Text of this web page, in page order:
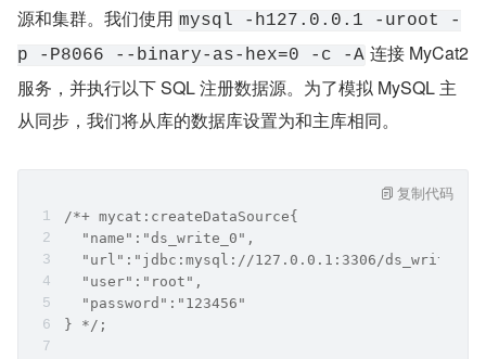
源和集群。我们使用 mysql -h127.0.0.1 -uroot -
p -P8066 --binary-as-hex=0 -c -A 连接 MyCat2
服务，并执行以下 SQL 注册数据源。为了模拟 MySQL 主
从同步，我们将从库的数据库设置为和主库相同。
/*+ mycat:createDataSource{
  "name":"ds_write_0",
"url":"jdbc:mysql://127.0.0.1:3306/
  "user":"root",
  "password":"123456"
} */;
复制代码